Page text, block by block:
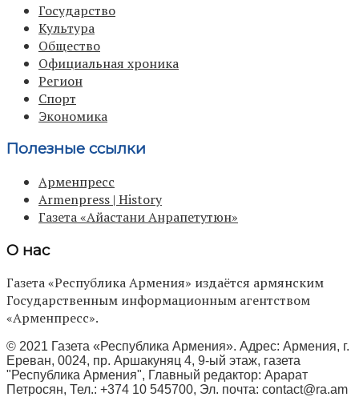
Государство
Культура
Общество
Официальная хроника
Регион
Спорт
Экономика
Полезные ссылки
Арменпресс
Armenpress | History
Газета «Айастани Анрапетутюн»
О нас
Газета «Республика Армения» издаётся армянским
Государственным информационным агентством
«Арменпресс».
© 2021 Газета «Республика Армения». Адрес: Армения, г.
Ереван, 0024, пр. Аршакуняц 4, 9-ый этаж, газета
"Республика Армения", Главный редактор: Арарат
Петросян, Тел.: +374 10 545700, Эл. почта: contact@ra.am